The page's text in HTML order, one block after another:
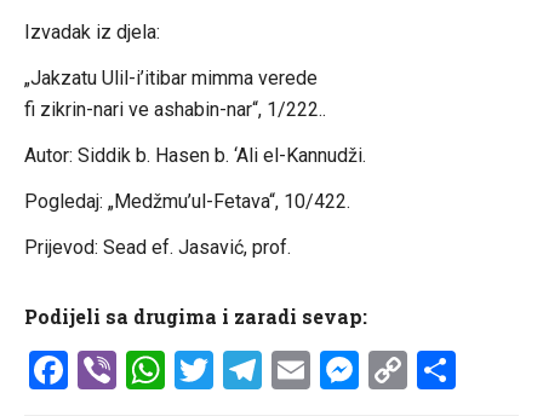
Izvadak iz djela:
„Jakzatu Ulil-i’itibar mimma verede
fi zikrin-nari ve ashabin-nar“, 1/222..
Autor: Siddik b. Hasen b. ‘Ali el-Kannudži.
Pogledaj: „Medžmu’ul-Fetava“, 10/422.
Prijevod: Sead ef. Jasavić, prof.
Podijeli sa drugima i zaradi sevap:
Facebook
ViberWhatsApp
Twitter
Telegram
EmailCopy